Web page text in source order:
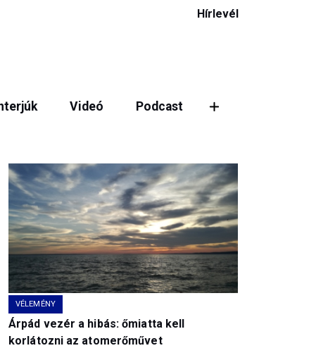
Hírlevél
Videó Podcast
VÉLEMÉNY
Árpád vezér a hibás: őmiatta kell
korlátozni az atomerőművet